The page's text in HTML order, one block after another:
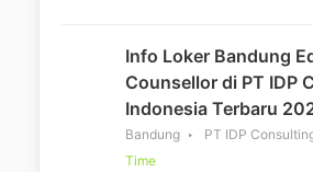
Info Loker Bandung
Counsellor di PT IDP
Indonesia Terbaru
Bandung PT IDP
Time